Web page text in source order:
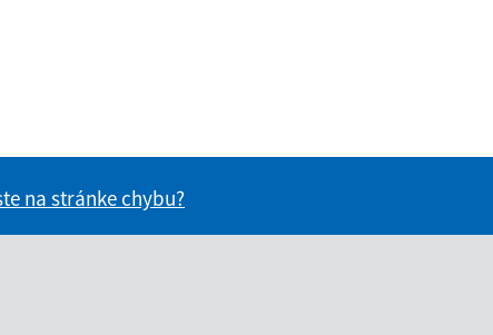
na stránke chybu?